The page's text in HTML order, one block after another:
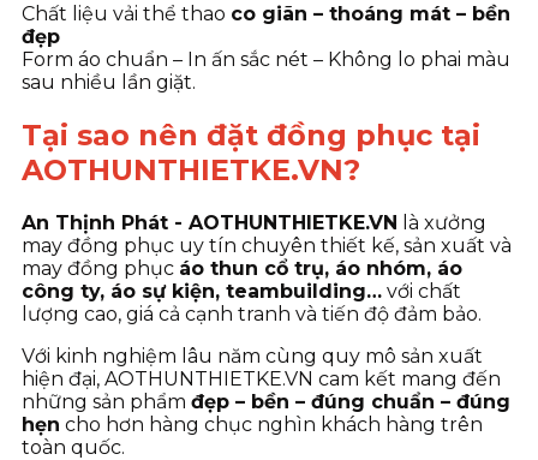
Chất liệu vải thể thao co giãn – thoáng mát – bền
đẹp
Form áo chuẩn – In ấn sắc nét – Không lo phai màu
sau nhiều lần giặt.
Tại sao nên đặt đồng phục tại
AOTHUNTHIETKE.VN?
An Thịnh Phát - AOTHUNTHIETKE.VN là xưởng
may đồng phục uy tín chuyên thiết kế, sản xuất và
may đồng phục áo thun cổ trụ, áo nhóm, áo
công ty, áo sự kiện, teambuilding… với chất
lượng cao, giá cả cạnh tranh và tiến độ đảm bảo.
Với kinh nghiệm lâu năm cùng quy mô sản xuất
hiện đại, AOTHUNTHIETKE.VN cam kết mang đến
những sản phẩm đẹp – bền – đúng chuẩn – đúng
hẹn cho hơn hàng chục nghìn khách hàng trên
toàn quốc.